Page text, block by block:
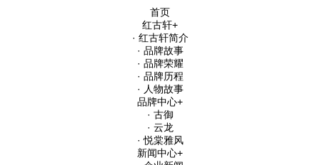
首页
红古轩+
· 红古轩简介
· 品牌故事
· 品牌荣耀
· 品牌历程
· 人物故事
品牌中心+
· 古御
· 云龙
· 悦棠雅风
新闻中心+